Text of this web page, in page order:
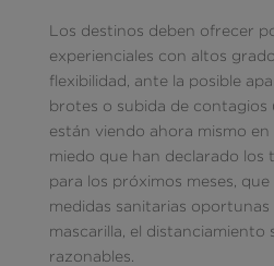
Los destinos deben ofrecer
experienciales con altos
flexibilidad, ante la posible
brotes o subida de contagios
están viendo ahora mismo
miedo que han declarado los
para los próximos meses,
medidas sanitarias oportunas
mascarilla, el distanciamiento
razonables.